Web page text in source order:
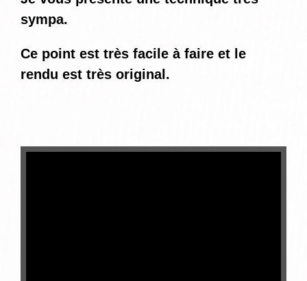
sympa.
Ce point est très facile à faire et le
rendu est très original.